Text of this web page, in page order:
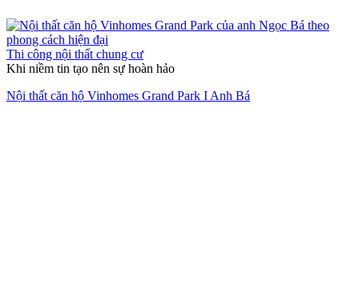
Thi công nội thất chung cư
Khi niềm tin tạo nên sự hoàn hảo
Nội thất căn hộ Vinhomes Grand Park I Anh Bá